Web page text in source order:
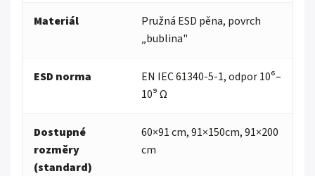
Materiál
Pružná ESD pěna, povrch
„bublina"
ESD norma
EN IEC 61340-5-1, odpor 10⁶–
10⁹ Ω
Dostupné
rozměry
(standard)
60×91 cm, 91×150cm, 91×200
cm